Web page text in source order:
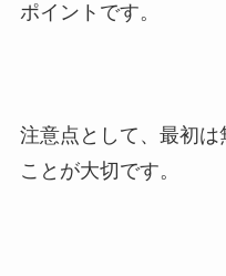
ポイントです。
注意点として、最初
ことが大切です。